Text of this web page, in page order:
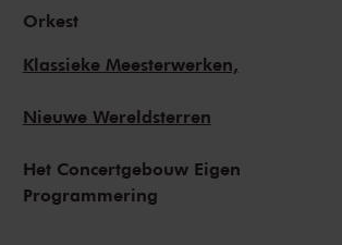
zegt alles over haar jarenlange toewijding
nr. 4
eerste hoornsignaal tot aan het magistrale
deze muziek onmiddellijk aan. Lange
vrijheid en een rijke instrumentatie
Orkest
Klassieke Meesterwerken,
Nieuwe Wereldsterren
Het Concertgebouw Eigen
Programmering